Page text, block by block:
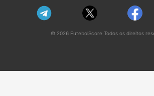
© 2026 FutebolScore Todos os direitos